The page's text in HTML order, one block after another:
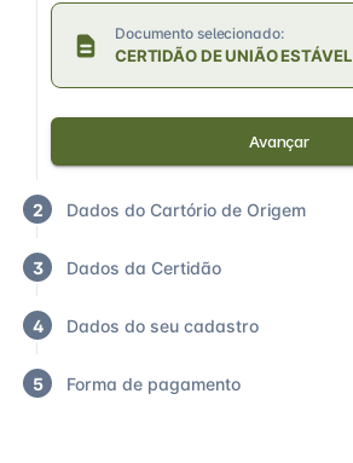
Documento selecionado:
CERTIDÃO DE UNIÃO ESTÁVEL
Avançar
2 Dados do Cartório de Origem
3 Dados da Certidão
4 Dados do seu cadastro
5 Forma de pagamento